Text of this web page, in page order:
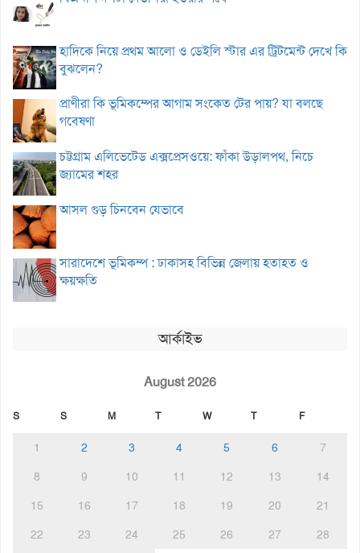
হাদিকে নিয়ে প্রথম আলো ও ডেইলি স্টার এর ট্রিটমেন্ট দেখে কি
বুঝলেন?
প্রাণীরা কি ভূমিকম্পের আগাম সংকেত টের পায়? যা বলছে
গবেষণা
চট্টগ্রাম এলিভেটেড এক্সপ্রেসওয়ে: ফাঁকা উড়ালপথ, নিচে
জ্যামের শহর
আসল গুড় চিনবেন যেভাবে
সারাদেশে ভূমিকম্প : ঢাকাসহ বিভিন্ন জেলায় হতাহত ও
ক্ষয়ক্ষতি
আর্কাইভ
August 2026
S S M T W T F
1 2 3 4 5 6
7
8
9 10 11 12 13
14
15
16 17 18 19 20
21
22
23 24 25 26 27
28